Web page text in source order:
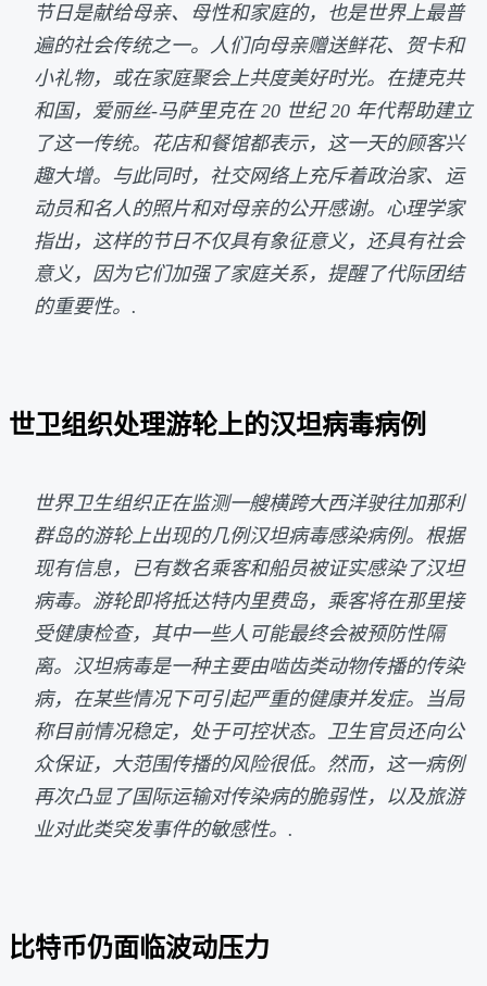
节日是献给母亲、母性和家庭的，也是世界上最普
遍的社会传统之一。人们向母亲赠送鲜花、贺卡和
小礼物，或在家庭聚会上共度美好时光。在捷克共
和国，爱丽丝-马萨里克在 20 世纪 20 年代帮助建立
了这一传统。花店和餐馆都表示，这一天的顾客兴
趣大增。与此同时，社交网络上充斥着政治家、运
动员和名人的照片和对母亲的公开感谢。心理学家
指出，这样的节日不仅具有象征意义，还具有社会
意义，因为它们加强了家庭关系，提醒了代际团结
的重要性。.
世卫组织处理游轮上的汉坦病毒病例
世界卫生组织正在监测一艘横跨大西洋驶往加那利
群岛的游轮上出现的几例汉坦病毒感染病例。根据
现有信息，已有数名乘客和船员被证实感染了汉坦
病毒。游轮即将抵达特内里费岛，乘客将在那里接
受健康检查，其中一些人可能最终会被预防性隔
离。汉坦病毒是一种主要由啮齿类动物传播的传染
病，在某些情况下可引起严重的健康并发症。当局
称目前情况稳定，处于可控状态。卫生官员还向公
众保证，大范围传播的风险很低。然而，这一病例
再次凸显了国际运输对传染病的脆弱性，以及旅游
业对此类突发事件的敏感性。.
比特币仍面临波动压力